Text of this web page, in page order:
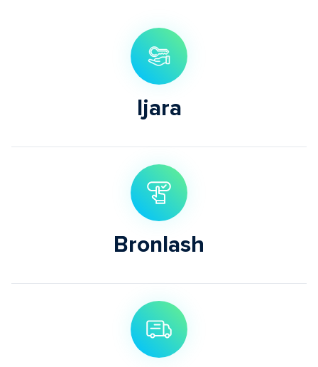
Ijara
Bronlash